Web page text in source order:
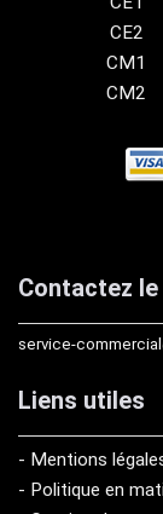
CE2
CM1
CM2
Contactez
service-
Liens utiles
- Mentions
- Politique en